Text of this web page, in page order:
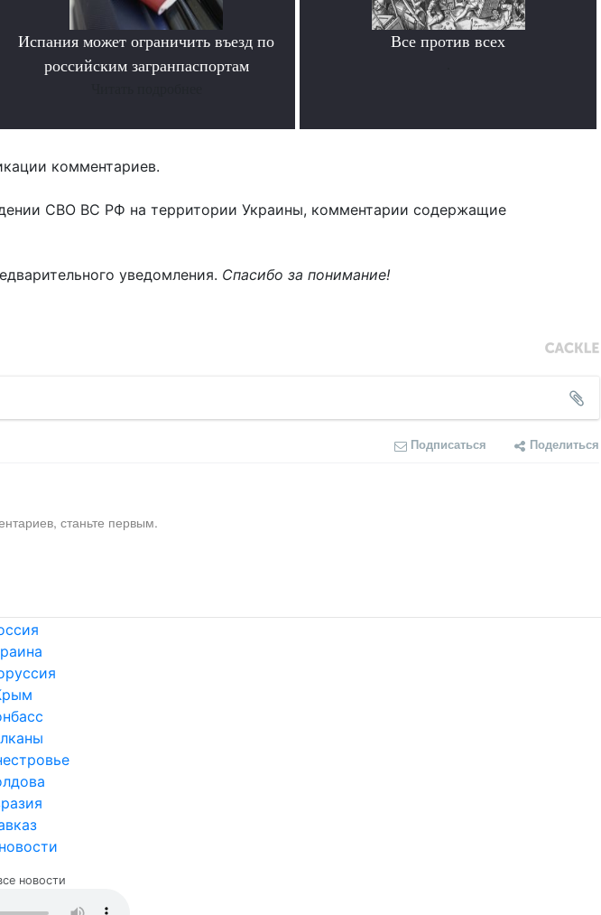
Испания может ограничить въезд по
российским загранпаспортам
Все против всех
комментариев.
СВО ВС РФ на территории Украины, комментарии содержащие
уведомления. Спасибо за понимание!
Подписаться Поделиться
станьте первым.
новости